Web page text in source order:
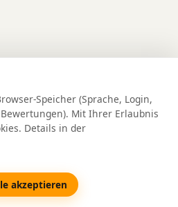
Speicher (Sprache, Login,
Mit Ihrer Erlaubnis
Details in der
akzeptieren